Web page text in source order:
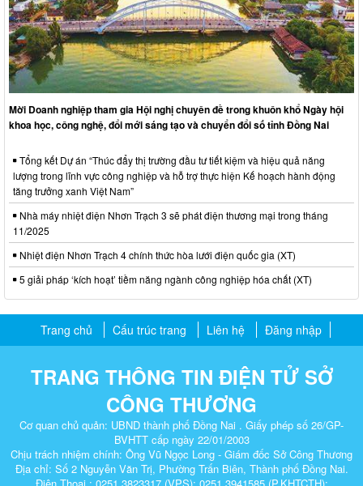
Mời Doanh nghiệp tham gia Hội nghị chuyên đề trong khuôn khổ Ngày hội
khoa học, công nghệ, đổi mới sáng tạo và chuyển đổi số tỉnh Đồng Nai
Tổng kết Dự án “Thúc đẩy thị trường đầu tư tiết kiệm và hiệu quả năng
lượng trong lĩnh vực công nghiệp và hỗ trợ thực hiện Kế hoạch hành động
tăng trưởng xanh Việt Nam”
Nhà máy nhiệt điện Nhơn Trạch 3 sẽ phát điện thương mại trong tháng
11/2025
Nhiệt điện Nhơn Trạch 4 chính thức hòa lưới điện quốc gia (XT)
5 giải pháp ‘kích hoạt’ tiềm năng ngành công nghiệp hóa chất (XT)
Trang chủ Cấu trúc trang Liên hệ Đăng nhập
TRANG THÔNG TIN ĐIỆN TỬ SỞ
CÔNG THƯƠNG
Cơ quan chủ quản: UBND thành phố Đồng Nai . Giấy phép số 26/GP-
BVHTT cấp ngày 22/01/2003
Chịu trách nhiệm chính: Ông Vũ Ngọc Long - Giám đốc Sở Công Thương
Địa chỉ: Số 2 Nguyễn Văn Trị, Phường Trấn Biên, Thành phố Đồng Nai.